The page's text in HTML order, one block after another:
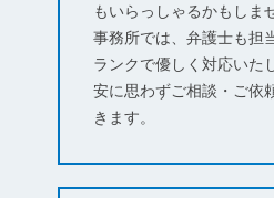
もいらっしゃるかもしま
事務所では、弁護士も担
ランクで優しく対応いた
安に思わずご相談・ご依
きます。